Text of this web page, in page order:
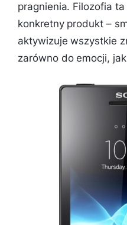
pragnienia. Filozofia ta
konkretny produkt –
aktywizuje wszystkie
zarówno do emocji,